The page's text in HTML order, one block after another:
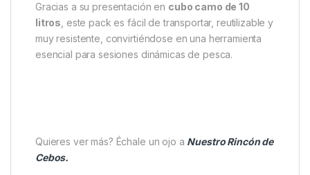
Gracias a su presentación en cubo camo de 10
litros , este pack es fácil de transportar, reutilizable y
muy resistente, convirtiéndose en una herramienta
esencial para sesiones dinámicas de pesca.
Quieres ver más? Échale un ojo a Nuestro Rincón de
Cebos.